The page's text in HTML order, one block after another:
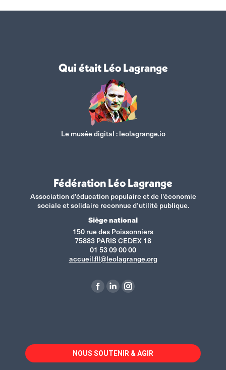
Qui était Léo Lagrange
Le musée digital :leolagrange.io
Fédération Léo Lagrange
Association d'éducation populaire et de l'économie
sociale et solidaire reconnue d’utilité publique.
Siège national
150 rue des Poissonniers
75883 PARIS CEDEX 18
01 53 09 00 00
accueil.fll@leolagrange.org
La
dans
une
La
dans
une
La
dans
une
NOUS SOUTENIR & AGIR